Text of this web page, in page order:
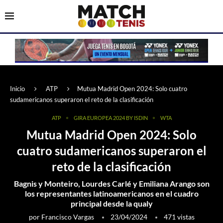
Inicio ATP
Mutua Madrid Open 2024: Solo cuatro
sudamericanos superaron el reto de la clasificación
ATP GIRA EUROPEA 2024 BY ISDIN WTA
Mutua Madrid Open 2024: Solo
cuatro sudamericanos superaron el
reto de la clasificación
Bagnis y Monteiro, Lourdes Carlé y Emiliana Arango son
los representantes latinoamericanos en el cuadro
principal desde la qualy
por Francisco Vargas 23/04/2024 471 vistas